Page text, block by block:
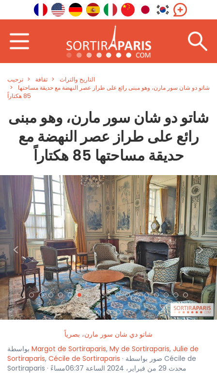
ترحيب ثقافة
التاريخ والتراث
شاتو دو شان سور مارن، وهو مبنى رائع على طراز عصر النهضة مع حديقة مساحتها
85 هكتاراً
شاتو دو شان سور مارن، وهو مبنى
رائع على طراز عصر النهضة مع
حديقة مساحتها 85 هكتاراً
< >
شاتو دي شان سور مارن، بصرياً
Margot de Sortiraparis, My de Sortiraparis, Julie de
Sortiraparis, Cécile de Sortiraparis · صور بواسطة Cécile de
Sortiraparis · محدث 29 من فبراير، 2024 الساعة 06:37مساءً